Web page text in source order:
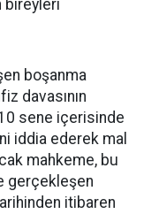
bireyleri
boşanma
davasının
sene içerisinde
iddia ederek mal
mahkeme, bu
gerçekleşen
itibaren